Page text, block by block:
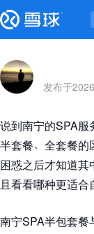
发布于
说到南宁的SPA服
半套餐、 全套餐的
困惑之后才知道其
且看看哪种更适合
南宁SPA半包套餐